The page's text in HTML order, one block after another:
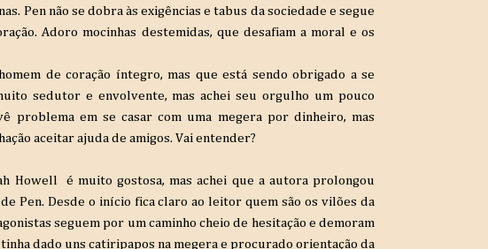
Pen não se dobra às exigências e tabus da sociedade e segue
Adoro mocinhas destemidas, que desafiam a moral e os
de coração íntegro, mas que está sendo obrigado a se
sedutor e envolvente, mas achei seu orgulho um pouco
problema em se casar com uma megera por dinheiro, mas
aceitar ajuda de amigos. Vai entender?
Howell é muito gostosa, mas achei que a autora prolongou
Pen. Desde o início fica claro ao leitor quem são os vilões da
seguem por um caminho cheio de hesitação e demoram
dado uns catiripapos na megera e procurado orientação da